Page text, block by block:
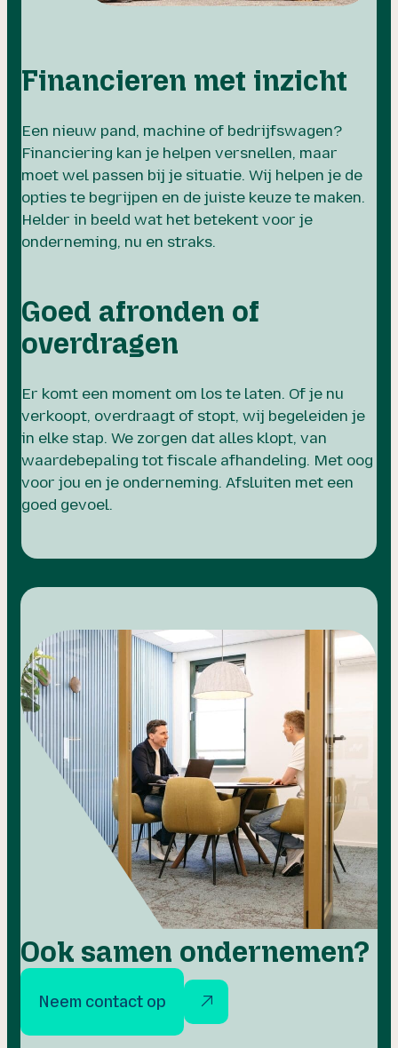
Financieren met inzicht
Een nieuw pand, machine of bedrijfswagen?
Financiering kan je helpen versnellen, maar
moet wel passen bij je situatie. Wij helpen je de
opties te begrijpen en de juiste keuze te maken.
Helder in beeld wat het betekent voor je
onderneming, nu en straks.
Goed afronden of
overdragen
Er komt een moment om los te laten. Of je nu
verkoopt, overdraagt of stopt, wij begeleiden je
in elke stap. We zorgen dat alles klopt, van
waardebepaling tot fiscale afhandeling. Met oog
voor jou en je onderneming. Afsluiten met een
goed gevoel.
Ook samen ondernemen?
Neem contact op